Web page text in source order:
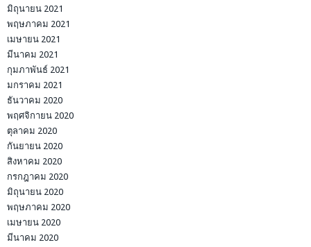
มิถุนายน 2021
พฤษภาคม 2021
เมษายน 2021
มีนาคม 2021
กุมภาพันธ์ 2021
มกราคม 2021
ธันวาคม 2020
พฤศจิกายน 2020
ตุลาคม 2020
กันยายน 2020
สิงหาคม 2020
กรกฎาคม 2020
มิถุนายน 2020
พฤษภาคม 2020
เมษายน 2020
มีนาคม 2020